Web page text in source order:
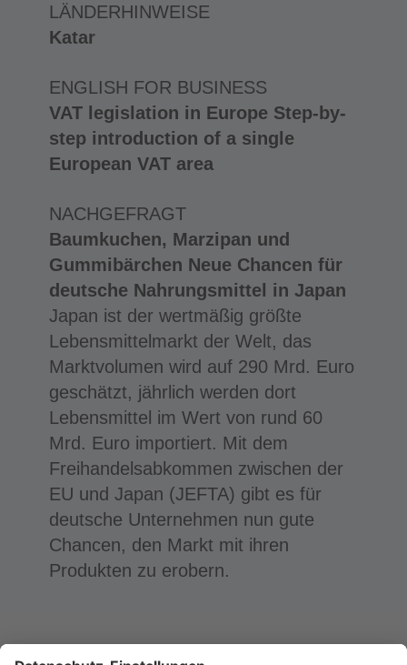
LÄNDERHINWEISE
Katar
ENGLISH FOR BUSINESS
VAT legislation in Europe Step-by-
step introduction of a single
European VAT area
NACHGEFRAGT
Baumkuchen, Marzipan und
Gummibärchen Neue Chancen für
deutsche Nahrungsmittel in Japan
Japan ist der wertmäßig größte
Lebensmittelmarkt der Welt, das
Marktvolumen wird auf 290 Mrd. Euro
geschätzt, jährlich werden dort
Lebensmittel im Wert von rund 60
Mrd. Euro importiert. Mit dem
Freihandelsabkommen zwischen der
EU und Japan (JEFTA) gibt es für
deutsche Unternehmen nun gute
Chancen, den Markt mit ihren
Produkten zu erobern.